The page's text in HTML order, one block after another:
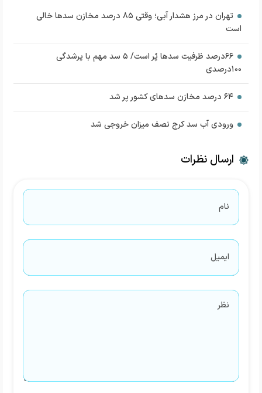
تهران در مرز هشدار آبی؛ وقتی ۸۵ درصد مخازن سدها خالی
است
۶۶درصد ظرفیت سدها پُر است/ ۵ سد مهم با پرشدگی
۱۰۰درصدی
۶۴ درصد مخازن سد‌های کشور پر شد
ورودی آب سد کرج نصف میزان خروجی شد
ارسال نظرات